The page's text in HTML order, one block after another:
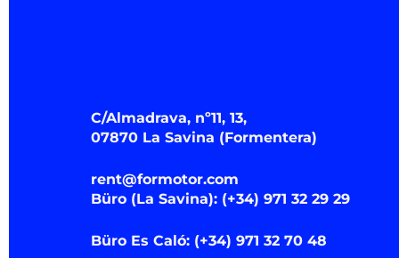
C/Almadrava, nº11, 13,
07870 La Savina (Formentera)
rent@formotor.com
Büro (La Savina): (+34) 971 32 29 29
Büro Es Caló: (+34) 971 32 70 48